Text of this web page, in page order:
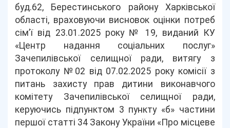
буд.62, Берестинського району Харківської
області, враховуючи висновок оцінки потреб
сім’ї від 23.01.2025 року № 19, виданий КУ
«Центр надання соціальних послуг»
Зачепилівської селищної ради, витягу з
протоколу №02 від 07.02.2025 року комісії з
питань захисту прав дитини виконавчого
комітету Зачепилівської селищної ради,
керуючись підпунктом 3 пункту «б» частини
першої статті 34 Закону України «Про місцеве